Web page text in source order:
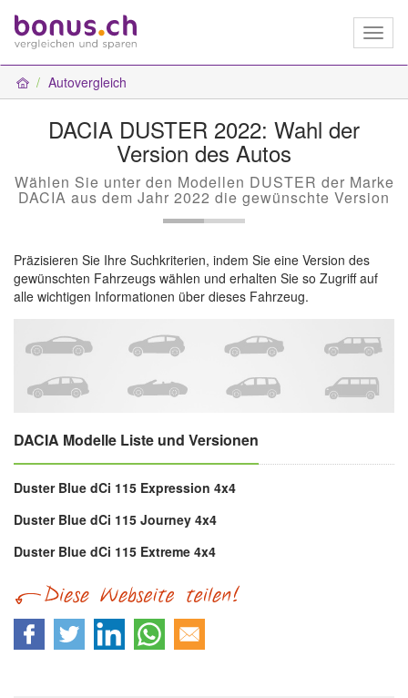
Autovergleich
DACIA DUSTER 2022: Wahl der
Version des Autos
Wählen Sie unter den Modellen DUSTER der Marke
DACIA aus dem Jahr 2022 die gewünschte Version
Präzisieren Sie Ihre Suchkriterien, indem Sie eine Version des
gewünschten Fahrzeugs wählen und erhalten Sie so Zugriff auf
alle wichtigen Informationen über dieses Fahrzeug.
DACIA Modelle Liste und Versionen
Duster Blue dCi 115 Expression 4x4
Duster Blue dCi 115 Journey 4x4
Duster Blue dCi 115 Extreme 4x4